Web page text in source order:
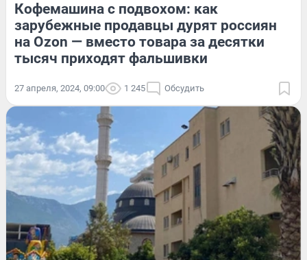
Кофемашина с подвохом: как
зарубежные продавцы дурят россиян
на Ozon — вместо товара за десятки
тысяч приходят фальшивки
27 апреля, 2024, 09:00 1 245 Обсудить